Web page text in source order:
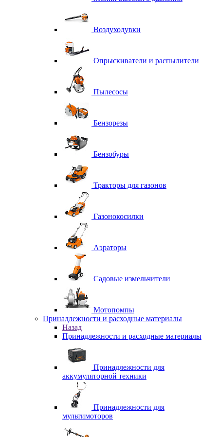
Воздуходувки
Опрыскиватели и распылители
Пылесосы
Бензорезы
Бензобуры
Тракторы для газонов
Газонокосилки
Аэраторы
Садовые измельчители
Мотопомпы
Принадлежности и расходные материалы
Назад
Принадлежности и расходные материалы
Принадлежности для
аккумуляторной техники
Принадлежности для
мультимоторов